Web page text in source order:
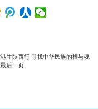
港生陕西行 寻找中华民族的根与魂
最后一页